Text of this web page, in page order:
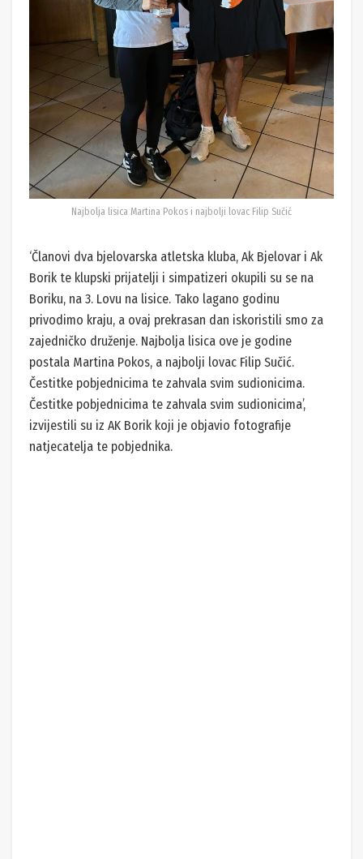
Najbolja lisica Martina Pokos i najbolji lovac Filip Sučić
‘Članovi dva bjelovarska atletska kluba, Ak Bjelovar i Ak
Borik te klupski prijatelji i simpatizeri okupili su se na
Boriku, na 3. Lovu na lisice. Tako lagano godinu
privodimo kraju, a ovaj prekrasan dan iskoristili smo za
zajedničko druženje. Najbolja lisica ove je godine
postala Martina Pokos, a najbolji lovac Filip Sučić.
Čestitke pobjednicima te zahvala svim sudionicima.
Čestitke pobjednicima te zahvala svim sudionicima’,
izvijestili su iz AK Borik koji je objavio fotografije
natjecatelja te pobjednika.